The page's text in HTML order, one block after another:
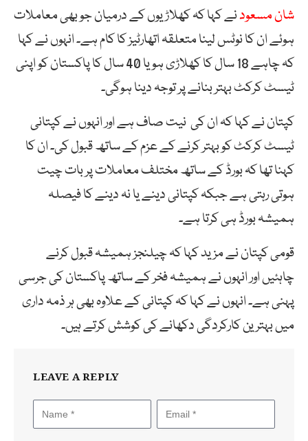
شان مسعودنے کہا کہ کھلاڑیوں کے درمیان جو بھی معاملات
ہوئے ان کا نوٹس لینا متعلقہ اتھارٹیز کا کام ہے۔ انہوں نے کہا
کہ چاہے 18 سال کا کھلاڑی ہو یا 40 سال کا پاکستان کو اپنی
ٹیسٹ کرکٹ بہتر بنانے پر توجہ دینا ہوگی۔
کپتان نے کہا کہ ان کی نیت صاف ہے اور انہوں نے کپتانی
ٹیسٹ کرکٹ کو بہتر کرنے کے عزم کے ساتھ قبول کی۔ ان کا
کہنا تھا کہ بورڈ کے ساتھ مختلف معاملات پر بات چیت
ہوتی رہتی ہے جبکہ کپتانی دینے یا نہ دینے کا فیصلہ
ہمیشہ بورڈ ہی کرتا ہے۔
قومی کپتان نے مزید کہا کہ چیلنجز ہمیشہ قبول کرنے
چاہئیں اور انہوں نے ہمیشہ فخر کے ساتھ پاکستان کی جرسی
پہنی ہے۔ انہوں نے کہا کہ کپتانی کے علاوہ بھی ہر ذمہ داری
میں بہترین کارکردگی دکھانے کی کوشش کرتے ہیں۔
LEAVE A REPLY